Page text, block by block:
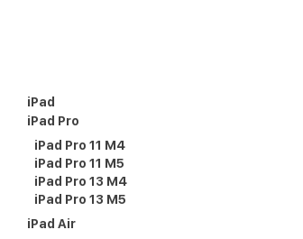
iPad
iPad Pro
iPad Pro 11 M4
iPad Pro 11 M5
iPad Pro 13 M4
iPad Pro 13 M5
iPad Air